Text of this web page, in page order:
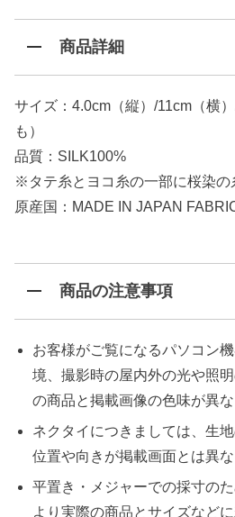
商品詳細
サイズ：4.0cm（縦）/11cm（横
も）
品質：SILK100%
※タテ糸とヨコ糸の一部に桜染の
原産国：MADE IN JAPAN
商品の注意事項
お客様がご覧になるパソコン
境、撮影時の屋内外の光や照
の商品と掲載画像の色味が異
ネクタイにつきましては、生
位置や向きが掲載画面とは異
平置き・メジャーでの採寸の
より実際の商品とサイズなど